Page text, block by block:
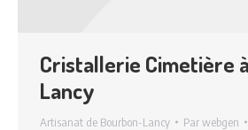
Cristallerie Cimetière
Lancy
Artisanat de Bourbon-Lancy Parwebgen